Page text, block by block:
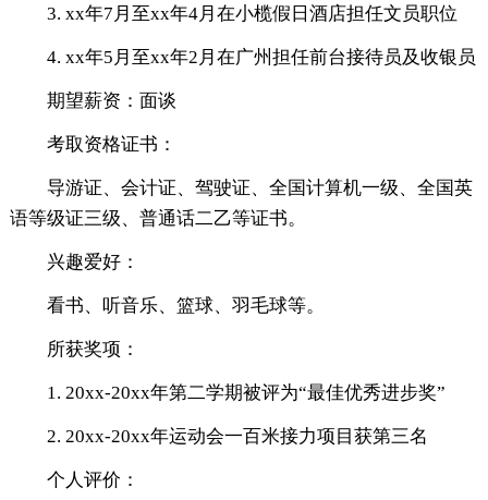
3. xx年7月至xx年4月在小榄假日酒店担任文员职位
4. xx年5月至xx年2月在广州担任前台接待员及收银员
期望薪资：面谈
考取资格证书：
导游证、会计证、驾驶证、全国计算机一级、全国英
语等级证三级、普通话二乙等证书。
兴趣爱好：
看书、听音乐、篮球、羽毛球等。
所获奖项：
1. 20xx-20xx年第二学期被评为“最佳优秀进步奖”
2. 20xx-20xx年运动会一百米接力项目获第三名
个人评价：